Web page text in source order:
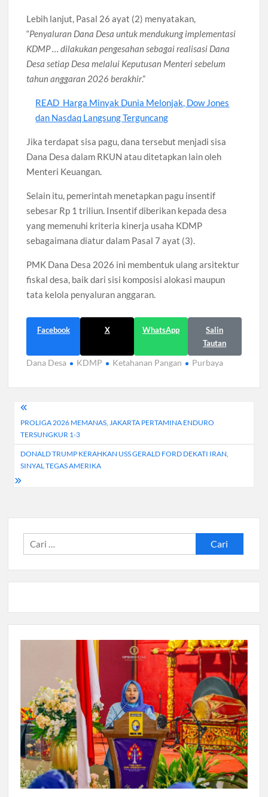
Lebih lanjut, Pasal 26 ayat (2) menyatakan,
“Penyaluran Dana Desa untuk mendukung implementasi
KDMP … dilakukan pengesahan sebagai realisasi Dana
Desa setiap Desa melalui Keputusan Menteri sebelum
tahun anggaran 2026 berakhir.”
READ Harga Minyak Dunia Melonjak, Dow Jones
dan Nasdaq Langsung Terguncang
Jika terdapat sisa pagu, dana tersebut menjadi sisa
Dana Desa dalam RKUN atau ditetapkan lain oleh
Menteri Keuangan.
Selain itu, pemerintah menetapkan pagu insentif
sebesar Rp 1 triliun. Insentif diberikan kepada desa
yang memenuhi kriteria kinerja usaha KDMP
sebagaimana diatur dalam Pasal 7 ayat (3).
PMK Dana Desa 2026 ini membentuk ulang arsitektur
fiskal desa, baik dari sisi komposisi alokasi maupun
tata kelola penyaluran anggaran.
Facebook X WhatsApp
Salin
Tautan
Dana Desa KDMP Ketahanan Pangan Purbaya
Navigasi
pos
PROLIGA 2026 MEMANAS, JAKARTA PERTAMINA ENDURO
TERSUNGKUR 1-3
DONALD TRUMP KERAHKAN USS GERALD FORD DEKATI IRAN,
SINYAL TEGAS AMERIKA
Cari
untuk: